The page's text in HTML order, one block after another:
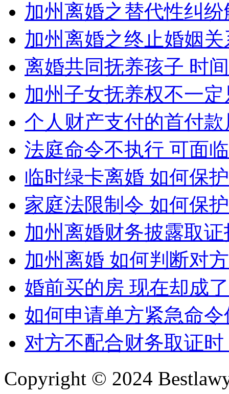
加州离婚之替代性纠
加州离婚之终止婚姻关
离婚共同抚养孩子 时
加州子女抚养权不一
个人财产支付的首付
法庭命令不执行 可面
临时绿卡离婚 如何保
家庭法限制令 如何保
加州离婚财务披露取证
加州离婚 如何判断对
婚前买的房 现在却成
如何申请单方紧急命
对方不配合财务取证
Copyright © 2024